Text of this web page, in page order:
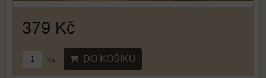
379 Kč
ks DO KOŠÍKU